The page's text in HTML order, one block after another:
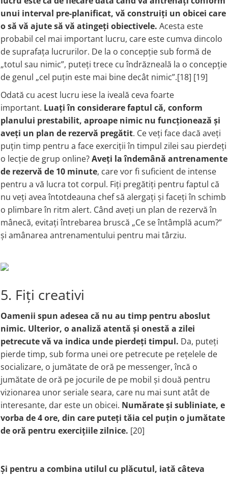
unui interval pre-planificat, vă construiți un obicei care
o să vă ajute să vă atingeți obiectivele. Acesta este
probabil cel mai important lucru, care este cumva dincolo
de suprafața lucrurilor. De la o concepție sub formă de
„totul sau nimic”, puteți trece cu îndrăzneală la o concepție
de genul „cel puțin este mai bine decât nimic”.[18] [19]
Odată cu acest lucru iese la iveală ceva foarte
important. Luați în considerare faptul că, conform
planului prestabilit, aproape nimic nu funcționează și
aveți un plan de rezervă pregătit. Ce veți face dacă aveți
puțin timp pentru a face exerciții în timpul zilei sau pierdeți
o lecție de grup online?Aveți la îndemână antrenamente
de rezervă de 10 minute, care vor fi suficient de intense
pentru a vă lucra tot corpul. Fiți pregătiți pentru faptul că
nu veți avea întotdeauna chef să alergați și faceți în schimb
o plimbare în ritm alert. Când aveți un plan de rezervă în
mânecă, evitați întrebarea bruscă „Ce se întâmplă acum?”
și amânarea antrenamentului pentru mai târziu.
5. Fiți creativi
Oamenii spun adesea că nu au timp pentru aboslut
nimic. Ulterior, o analiză atentă și onestă a zilei
petrecute vă va indica unde pierdeți timpul. Da, puteți
pierde timp, sub forma unei ore petrecute pe rețelele de
socializare, o jumătate de oră pe messenger, încă o
jumătate de oră pe jocurile de pe mobil și două pentru
vizionarea unor seriale seara, care nu mai sunt atât de
interesante, dar este un obicei. Numărate și subliniate, e
vorba de 4 ore, din care puteți tăia cel puțin o jumătate
de oră pentru exercițiile zilnice. [20]
Și pentru a combina utilul cu plăcutul, iată câteva